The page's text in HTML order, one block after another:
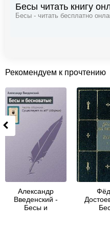
Бесы читать книгу
Бесы - читать бесплатно
Рекомендуем к прочтению
Александр
Введенский -
Бесы и